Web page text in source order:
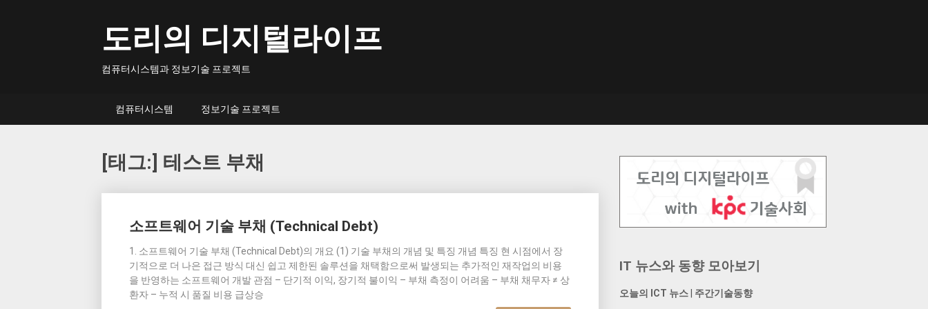
도리의 디지털라이프
컴퓨터시스템과 정보기술 프로젝트
컴퓨터시스템 정보기술 프로젝트
[태그:] 테스트 부채
소프트웨어 기술 부채 (Technical Debt)
1. 소프트웨어 기술 부채 (Technical Debt)의 개요 (1) 기술 부채의 개념 및 특징 개념 특징 현 시점에서 장
기적으로 더 나은 접근 방식 대신 쉽고 제한된 솔루션을 채택함으로써 발생되는 추가적인 재작업의 비용
을 반영하는 소프트웨어 개발 관점 – 단기적 이익, 장기적 불이익 – 부채 측정이 어려움 – 부채 채무자 ≠ 상
환자 – 누적 시 품질 비용 급상승
navigation
IT 뉴스와 동향 모아보기
오늘의 ICT 뉴스 주간기술동향